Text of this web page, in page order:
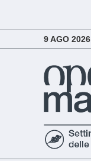
9 AGO 2026